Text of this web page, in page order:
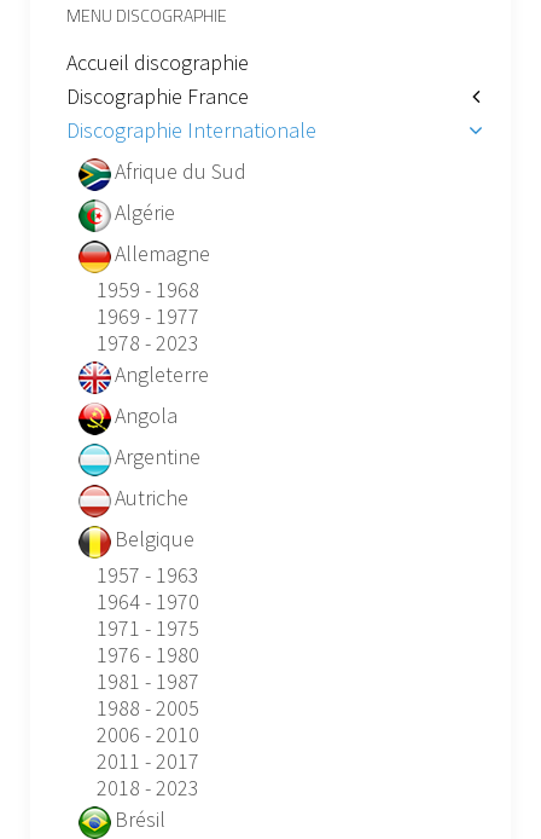
MENU DISCOGRAPHIE
Accueil discographie
Discographie France
Discographie Internationale
Afrique du Sud
Algérie
Allemagne
1959 - 1968
1969 - 1977
1978 - 2023
Angleterre
Angola
Argentine
Autriche
Belgique
1957 - 1963
1964 - 1970
1971 - 1975
1976 - 1980
1981 - 1987
1988 - 2005
2006 - 2010
2011 - 2017
2018 - 2023
Brésil